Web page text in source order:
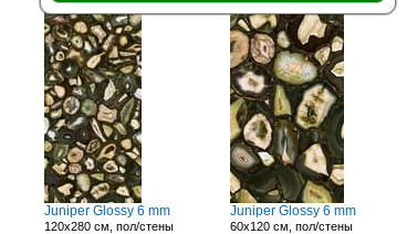
Juniper Glossy 6 mm
120x280 см, пол/стены
Juniper Glossy 6 mm
60x120 см, пол/стены